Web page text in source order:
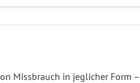
Missbrauch in jeglicher Form